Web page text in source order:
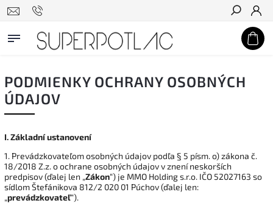
Hľadať
PODMIENKY OCHRANY OSOBNÝCH
ÚDAJOV
I.Základní ustanovení
1. Prevádzkovateľom osobných údajov podľa § 5 písm. o) zákona č.
18/2018 Z.z. o ochrane osobných údajov v znení neskorších
predpisov (ďalej len „Zákon“) je MMO Holding s.r.o. IČO 52027163 so
sídlom Štefánikova 812/2 020 01 Púchov (ďalej len:
„prevádzkovateľ“).